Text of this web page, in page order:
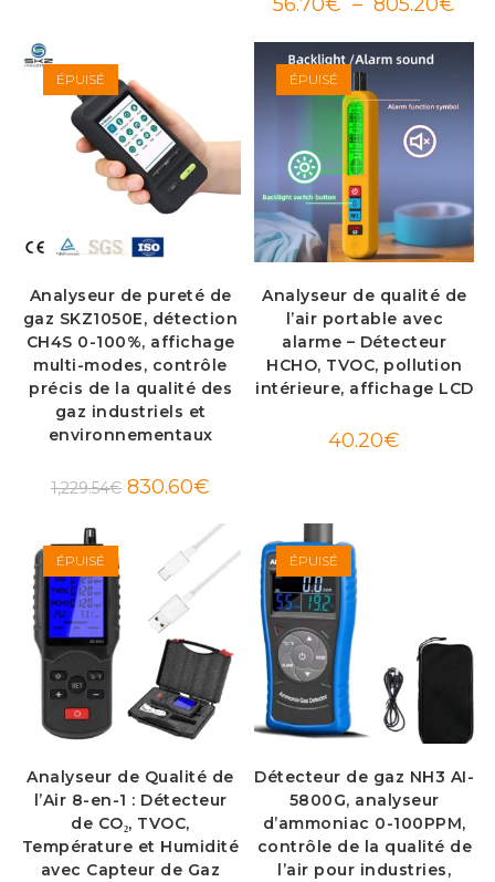
ÉPUISÉ
Analyseur de pureté de
gaz SKZ1050E, détection
CH4S 0-100%, affichage
multi-modes, contrôle
précis de la qualité des
gaz industriels et
environnementaux
1,229.54€ Le
prix
1,229.54€.
830.60€
est :
830.60€.
ÉPUISÉ
Analyseur de qualité de
l’air portable avec
alarme – Détecteur
HCHO, TVOC, pollution
intérieure, affichage LCD
40.20€
ÉPUISÉ
Analyseur de Qualité de
l’Air 8-en-1 : Détecteur
de CO₂, TVOC,
Température et Humidité
avec Capteur de Gaz
ÉPUISÉ
Détecteur de gaz NH3 AI-
5800G, analyseur
d’ammoniac 0-100PPM,
contrôle de la qualité de
l’air pour industries,